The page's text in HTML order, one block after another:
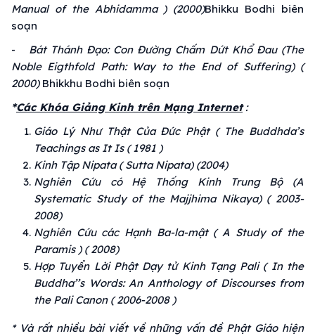
Manual of the Abhidamma ) (2000)Bhikku Bodhi biên
soạn
- Bát Thánh Đạo: Con Đường Chấm DứtKhổ Đau (The
Noble Eigthfold Path: Way to the End of Suffering) (
2000) Bhikkhu Bodhi biên soạn
*Các Khóa Giảng Kinh trên Mạng Internet:
Giáo Lý Như ThậtCủa Đức Phật( The Buddhda’s
Teachings as It Is ( 1981 )
Kinh TậpNipata ( Sutta Nipata) (2004)
Nghiên Cứucó Hệ ThốngKinh Trung Bộ(A
Systematic Study of the Majjhima Nikaya) ( 2003-
2008)
Nghiên Cứucác Hạnh Ba-la-mật ( A Study of the
Paramis ) ( 2008)
Hợp Tuyển Lời Phật Dạytử Kinh TạngPali ( In the
Buddha’’s Words: An Anthology of Discourses from
the Pali Canon ( 2006-2008 )
* Và rất nhiều bài viết về những vấn đề Phật Giáo hiện